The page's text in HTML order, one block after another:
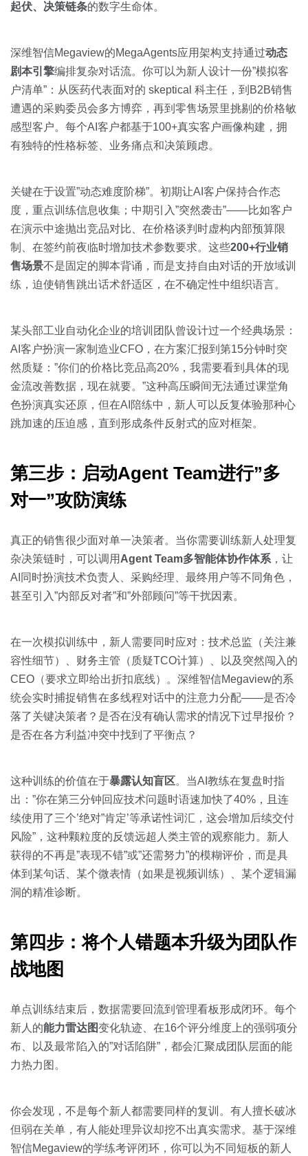
起伏、决策链条的数字生命体。
深维智信Megaview的MegaAgents应用架构支持通过动态
剧本引擎编排复杂对话流。你可以为新人设计一份”模拟客
户清单”：从医药代表面对的 skeptical 科主任，到B2B销售
遭遇的采购委员会多方博弈，再到零售场景里挑剔的价格敏
感型客户。每个AI客户都基于100+真实客户画像构建，拥
有独特的性格标签、业务痛点和决策顾虑。
关键在于设置”动态难度阶梯”。初期让AI客户保持合作态
度，重点训练信息收集；中期引入”突然袭击”——比如客户
在演示中途抛出竞品对比、在价格谈判时虚构内部预算限
制、在签约前夜临时增加技术参数要求。这些200+行业销
售场景不是固定的脚本背诵，而是支持自由对话的开放域训
练，迫使销售跳出话术舒适区，在不确定性中组织语言。
某头部工业自动化企业的培训团队曾设计过一个经典场景：
AI客户扮演一家制造业CFO，在方案汇报到第15分钟时突
然质疑：”你们的价格比竞品高20%，我需要看到具体的现
金流改善数据，现在就要。”这种高压瞬间无法通过课堂角
色扮演真实还原，但在AI陪练中，新人可以反复体验那种心
跳加速的压迫感，直到形成条件反射式的应对框架。
第三步：启动Agent Team进行”多
对一”攻防演练
真正的销售很少面对单一决策者。当你需要训练新人处理复
杂决策链时，可以调用 Agent Team多智能体协作体系 ，让
AI同时扮演技术负责人、采购经理、最终用户等不同角色，
甚至引入”内部反对者”和”外部顾问”等干扰因素。
在一次模拟训练中，新人需要同时应对：技术总监（关注兼
容性细节）、财务主管（质疑TCO计算）、以及突然闯入的
CEO（要求立即给出折扣底线）。深维智信Megaview的系
统会实时捕捉销售在多线程对话中的注意力分配——是否冷
落了关键决策者？是否在没有确认需求的情况下过早报价？
是否在各方利益冲突中找到了平衡点？
这种训练的价值在于暴露认知盲区。当AI教练在复盘时指
出：”你在第三分钟回应技术问题时语速加快了40%，且连
续使用了三个’绝对”肯定’等承诺性词汇，这会增加后续交付
风险”，这种颗粒度的反馈远超人类主管的观察能力。新人
获得的不再是”表现不错”或”还需努力”的模糊评价，而是具
体到某句话、某个微表情（如果是视频训练）、某个逻辑漏
洞的精准诊断。
第四步：将个人错题本升级为团队作
战地图
单点训练结束后，数据需要回流到管理看板形成闭环。每个
新人的能力雷达图变化轨迹、在16个评分维度上的强弱项分
布、以及最常陷入的”对话陷阱”，都会汇聚成团队层面的能
力热力图。
你会发现，不是每个新人都需要同样的复训。有人擅长破冰
但弱在关单，有人能处理异议却挖不出真实需求。基于深维
智信Megaview的学练考评闭环，你可以为不同短板的新人